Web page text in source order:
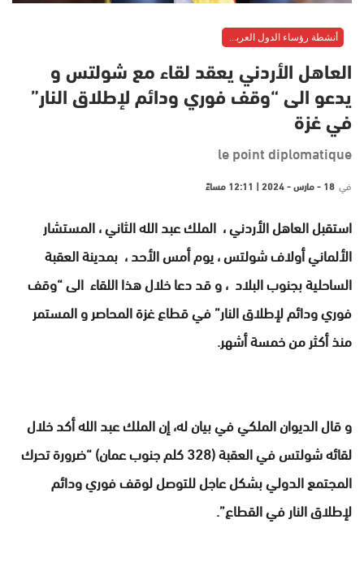
أنشطة رؤساء الدول العربية والأوربية
العاهل الأردني يعقد لقاء مع شولتس و
يدعو الى “وقف فوري ودائم لإطلاق النار”
في غزة
le point diplomatique
في 18 - مارس - 2024 | 12:11 مساءً
استقبل العاهل الأردني ، الملك عبد الله الثاني ، المستشار
الألماني أولاف شولتس ، يوم أمس الأحد ، بمدينة العقبة
الساحلية بجنوب البلاد ، و قد دعا خلال هذا اللقاء الى“وقف
فوري ودائم لإطلاق النار” في قطاع غزة المحاصر و المستمر
منذ أكثر من خمسة أشهر.
و قال الديوان الملكي في بيان له، إن الملك عبد الله أكد خلال
لقائه شولتس في العقبة (328 كلم جنوب عمان) “ضرورة تحرك
المجتمع الدولي بشكل عاجل للتوصل لوقف فوري ودائم
لإطلاق النار في القطاع”.